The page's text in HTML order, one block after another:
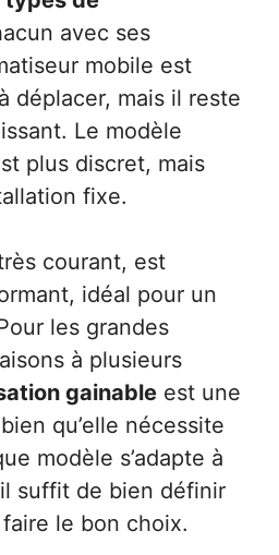
avec ses
mobile est
déplacer, mais il reste
Le modèle
plus discret, mais
fixe.
courant, est
idéal pour un
les grandes
à plusieurs
gainable est une
qu’elle nécessite
modèle s’adapte à
suffit de bien définir
le bon choix.